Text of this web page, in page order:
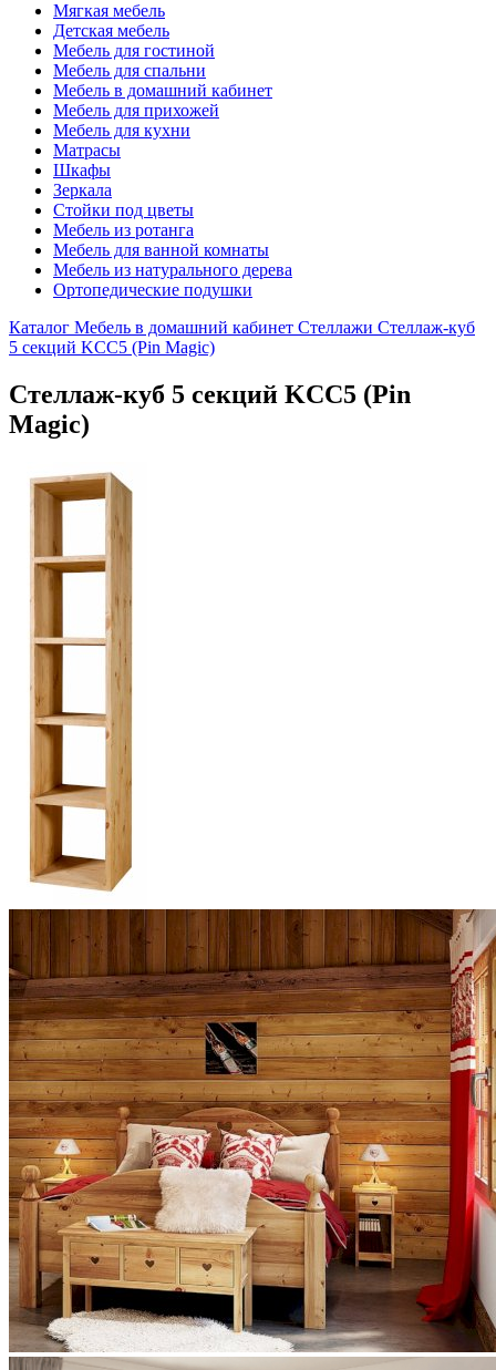
Мягкая мебель
Детская мебель
Мебель для гостиной
Мебель для спальни
Мебель в домашний кабинет
Мебель для прихожей
Мебель для кухни
Матрасы
Шкафы
Зеркала
Стойки под цветы
Мебель из ротанга
Мебель для ванной комнаты
Мебель из натурального дерева
Ортопедические подушки
Каталог Мебель в домашний кабинет Стеллажи Стеллаж-куб
5 секций KCC5 (Pin Magic)
Стеллаж-куб 5 секций KCC5 (Pin
Magic)